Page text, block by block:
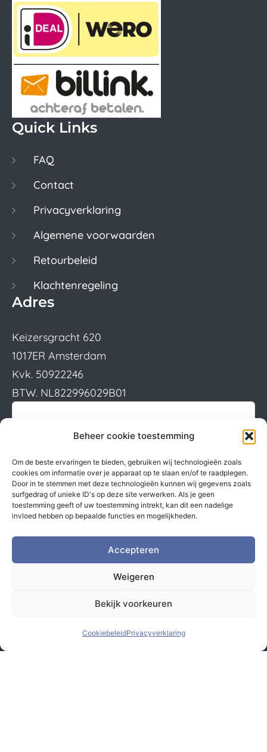
Beheer cookie toestemming
Om de beste ervaringen te bieden, gebruiken wij technologieën zoals
cookies om informatie over je apparaat op te slaan en/of te raadplegen.
Door in te stemmen met deze technologieën kunnen wij gegevens zoals
surfgedrag of unieke ID's op deze site verwerken. Als je geen
toestemming geeft of uw toestemming intrekt, kan dit een nadelige
invloed hebben op bepaalde functies en mogelijkheden.
Accepteren
Weigeren
Bekijk voorkeuren
CookiebeleidPrivacyverklaring
Quick Links
FAQ
Contact
Privacyverklaring
Algemene voorwaarden
Retourbeleid
Klachtenregeling
Adres
Keizersgracht 620
1017ER Amsterdam
Kvk. 50922246
BTW. NL822996029B01
© Monsterbox